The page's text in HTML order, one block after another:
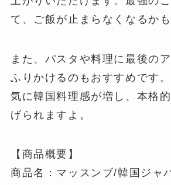
て、ご飯が止まらなくなるかも
また、パスタや料理に最後の
ふりかけるのもおすすめです
気に韓国料理感が増し、本格
げられますよ。
【商品概要】
商品名：マッスンブ/韓国ジャ